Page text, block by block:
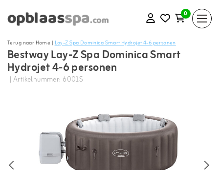
0
Terug naar Home |Lay-Z Spa Dominica Smart Hydrojet 4-6 personen
Bestway Lay-Z Spa Dominica Smart
Hydrojet 4-6 personen
| Artikelnummer: 6001S